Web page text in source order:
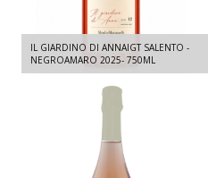
IL GIARDINO DI ANNAIGT SALENTO -
NEGROAMARO 2025- 750ML